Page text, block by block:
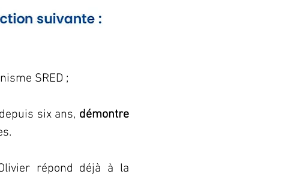
SRED ;
six ans, démontre
répond déjà à la